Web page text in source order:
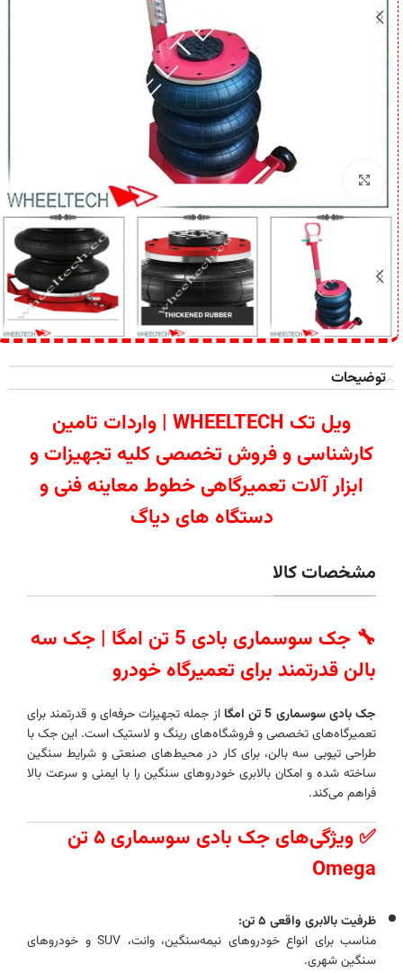
برای بزرگنمایی کلیک کنید
توضیحات
ویل تک WHEELTECH | واردات تامین
کارشناسی و فروش تخصصی کلیه تجهیزات و
ابزار آلات تعمیرگاهی خطوط معاینه فنی و
دستگاه های دیاگ
مشخصات کالا
🔧 جک سوسماری بادی 5 تن امگا | جک سه
بالن قدرتمند برای تعمیرگاه خودرو
جک بادی سوسماری 5 تن امگا
از جمله تجهیزات حرفه‌ای و قدرتمند برای
تعمیرگاه‌های تخصصی و فروشگاه‌های رینگ و لاستیک است. این جک با
طراحی تیوبی سه بالن، برای کار در محیط‌های صنعتی و شرایط سنگین
ساخته شده و امکان بالابری خودروهای سنگین را با ایمنی و سرعت بالا
فراهم می‌کند.
✅ ویژگی‌های جک بادی سوسماری ۵ تن
Omega
ظرفیت بالابری واقعی ۵ تن:
مناسب برای انواع خودروهای نیمه‌سنگین، وانت، SUV و خودروهای
سنگین شهری.